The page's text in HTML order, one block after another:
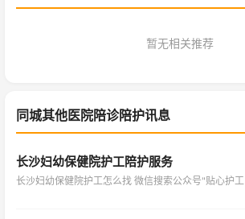
暂无相关推荐
同城其他医院陪诊陪护讯息
长沙妇幼保健院护工陪护服务
长沙妇幼保健院护工怎么找 微信搜索公众号"贴心护工